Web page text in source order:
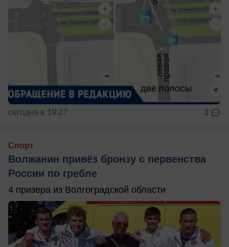
сегодня в 19:27 3
Спорт
Волжанин привёз бронзу с первенства
России по гребле
4 призера из Волгоградской области